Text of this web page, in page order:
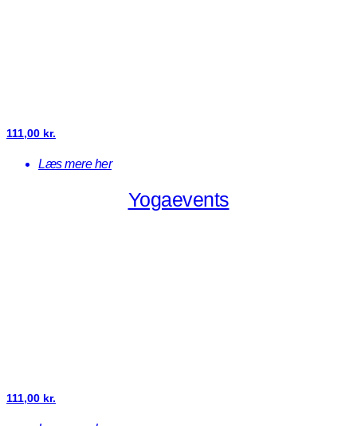
111,00 kr.
Læs mere her
Yogaevents
111,00 kr.